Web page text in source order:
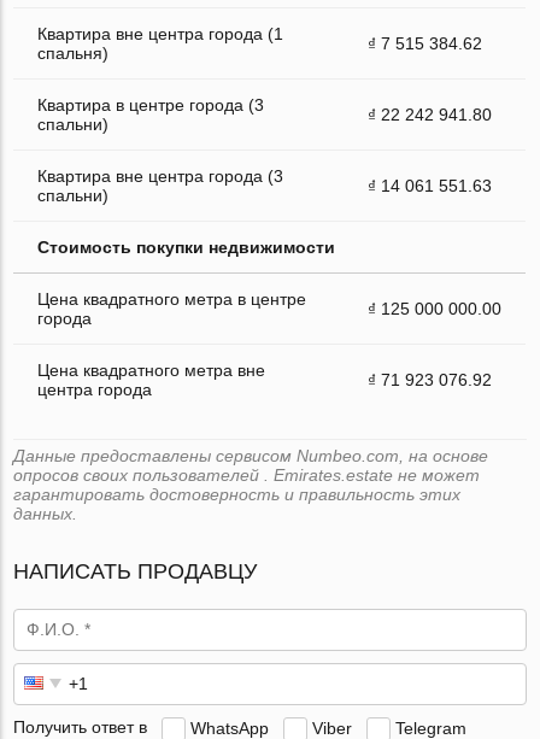
Квартира вне центра города (1
спальня)
₫ 7 515 384.62
Квартира в центре города (3
спальни)
₫ 22 242 941.80
Квартира вне центра города (3
спальни)
₫ 14 061 551.63
Стоимость покупки недвижимости
Цена квадратного метра в центре
города
₫ 125 000 000.00
Цена квадратного метра вне
центра города
₫ 71 923 076.92
Данные предоставлены сервисом Numbeo.com, на основе
опросов своих пользователей . Emirates.estate не может
гарантировать достоверность и правильность этих
данных.
НАПИСАТЬ ПРОДАВЦУ
Получить ответ в WhatsApp Viber Telegram